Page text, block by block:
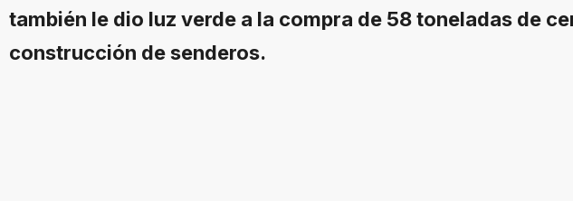
también le dio luz verde a la compra de 58 toneladas de
construcción de senderos.